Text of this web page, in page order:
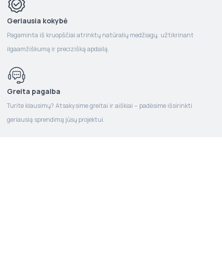
Geriausia kokybė
Pagaminta iš kruopščiai atrinktų natūralių medžiagų, užtikrinant
ilgaamžiškumą ir precizišką apdailą.
Greita pagalba
Turite klausimų? Atsakysime greitai ir aiškiai – padėsime išsirinkti
geriausią sprendimą jūsų projektui.